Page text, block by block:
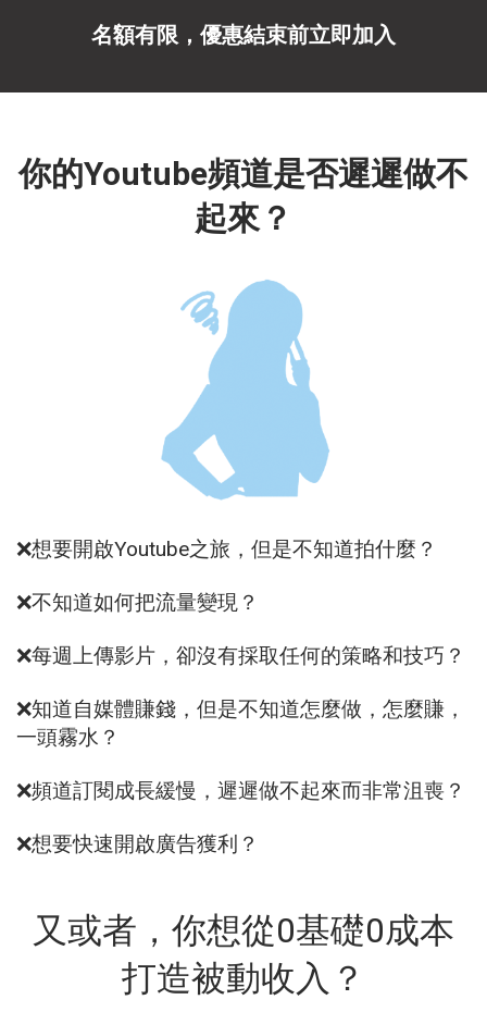
名額有限，優惠結束前立即加入
你的Youtube頻道是否遲遲做不
起來？
❌想要開啟Youtube之旅，但是不知道拍什麼？
❌不知道如何把流量變現？
❌每週上傳影片，卻沒有採取任何的策略和技巧？
❌知道自媒體賺錢，但是不知道怎麼做，怎麼賺，
一頭霧水？
❌頻道訂閱成長緩慢，遲遲做不起來而非常沮喪？
❌想要快速開啟廣告獲利？
又或者，你想從0基礎0成本
打造被動收入？